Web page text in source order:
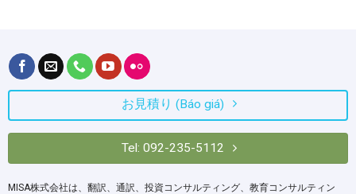
お見積り (Báo giá)
Tel: 092-235-5112
MISA株式会社は、翻訳、通訳、投資コンサルティング、教育コンサルティン